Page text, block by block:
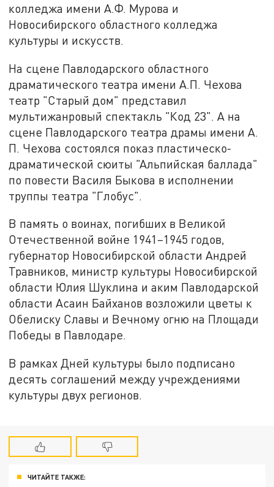
колледжа имени А.Ф. Мурова и
Новосибирского областного колледжа
культуры и искусств.
На сцене Павлодарского областного
драматического театра имени А.П. Чехова
театр "Старый дом" представил
мультижанровый спектакль "Код 23". А на
сцене Павлодарского театра драмы имени А.
П. Чехова состоялся показ пластическо-
драматической сюиты "Альпийская баллада"
по повести Василя Быкова в исполнении
труппы театра "Глобус".
В память о воинах, погибших в Великой
Отечественной войне 1941–1945 годов,
губернатор Новосибирской области Андрей
Травников, министр культуры Новосибирской
области Юлия Шуклина и аким Павлодарской
области Асаин Байханов возложили цветы к
Обелиску Славы и Вечному огню на Площади
Победы в Павлодаре.
В рамках Дней культуры было подписано
десять соглашений между учреждениями
культуры двух регионов.
ЧИТАЙТЕ ТАКЖЕ: